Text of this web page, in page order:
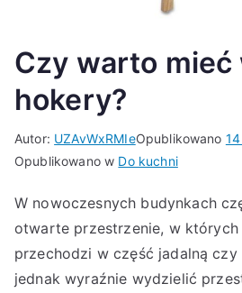
Czy warto mieć
hokery?
Autor: UZAvWxRMIeOpublikowano
Opublikowano w Do kuchni
W nowoczesnych budynkach
otwarte przestrzenie, w których
przechodzi w część jadalną
jednak wyraźnie wydzielić